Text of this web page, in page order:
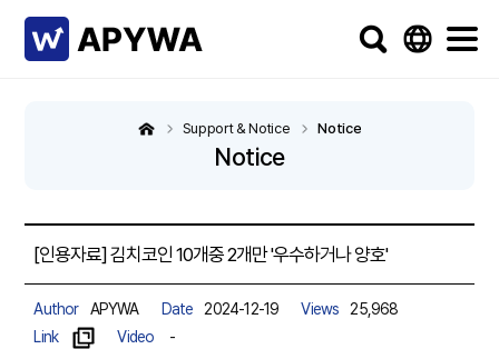
Notice
Support & Notice Notice
[인용자료] 김치코인 10개중 2개만 '우수하거나 양호'
Author APYWA Date 2024-12-19 Views
25,968
Link
Video -